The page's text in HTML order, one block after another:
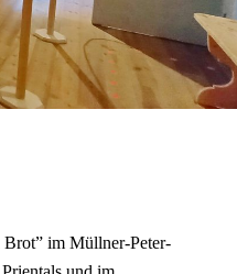
Brot” im Müllner-Peter-